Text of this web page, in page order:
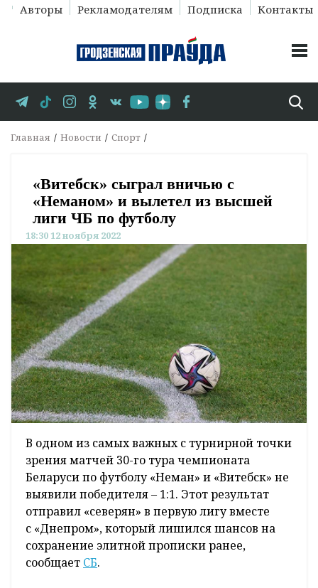
Авторы Рекламодателям Подписка Контакты
Главная Новости Спорт
«Витебск» сыграл вничью с
«Неманом» и вылетел из высшей
лиги ЧБ по футболу
18:30 12 ноября 2022
В одном из самых важных с турнирной точки
зрения матчей 30-го тура чемпионата
Беларуси по футболу «Неман» и «Витебск» не
выявили победителя – 1:1. Этот результат
отправил «северян» в первую лигу вместе
с «Днепром», который лишился шансов на
сохранение элитной прописки ранее,
сообщает СБ.